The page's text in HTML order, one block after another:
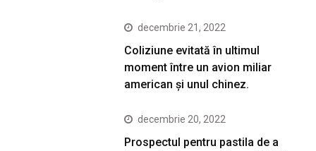
decembrie 21, 2022
Coliziune evitată în ultimul
moment între un avion miliar
american şi unul chinez.
decembrie 20, 2022
Prospectul pentru pastila de a